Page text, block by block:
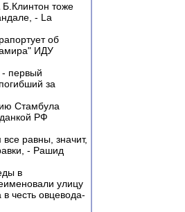
тоже
- La
об
ИДУ
первый
за
Стамбула
РФ
равны, значит,
- Рашид
в
улицу
честь овцевода-